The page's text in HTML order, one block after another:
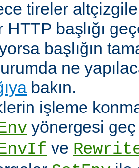
tireler
HTTP başlığı
başlığın
ne
bakın.
işleme
yönergesi geç
ve